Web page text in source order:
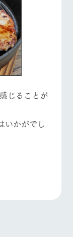
じることが
いかがでし